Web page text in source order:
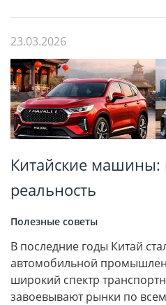
23.03.2026
Китайские
реальность
Полезные советы
В последние годы Китай
автомобильной
широкий спектр
завоевывают рынки по